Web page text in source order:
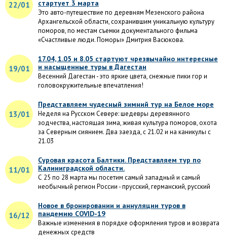
22/01
стартует 3 марта
Это авто-путешествие по деревням Мезенского района
Архангельской области, сохранившим уникальную культуру
поморов, по местам съемки документального фильма
«Счастливые люди. Поморы» Дмитрия Васюкова.
19/01
17.04, 1.05 и 8.05 стартуют чрезвычайно интересные
и насыщенные туры в Дагестан
Весенний Дагестан - это яркие цвета, снежные пики гор и
головокружительные впечатления!
13/01
Представляем чудесный зимний тур на Белое море
Неделя на Русском Севере: шедевры деревянного
зодчества, настоящая зима, живая культура поморов, охота
за Северным сиянием. Два заезда, с 21.02 и на каникулы с
21.03
11/01
Суровая красота Балтики. Представляем тур по
Калиниградской области.
С 25 по 28 марта мы посетим самый западный и самый
необычный регион России - прусский, германский, русский
16/12
Новое в бронировании и аннуляции туров в
пандемию COVID-19
Важные изменения в порядке оформления туров и возврата
денежных средств